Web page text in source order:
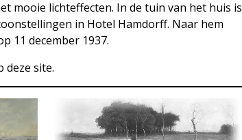
mooie lichteffecten. In de tuin van het huis is
in Hotel Hamdorff. Naar hem
11 december 1937.
deze site.